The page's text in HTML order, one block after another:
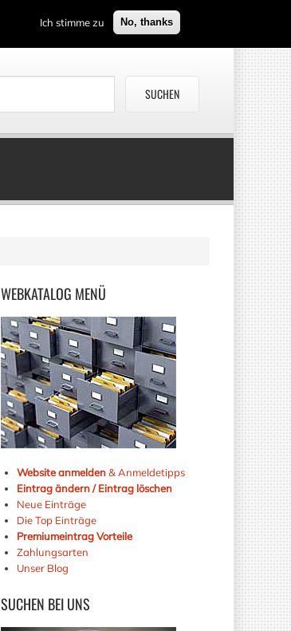
Ich stimme zu No, thanks
WEBKATALOG MENÜ
Website anmelden& Anmeldetipps
Eintrag ändern / Eintrag löschen
Neue Einträge
Die Top Einträge
Premiumeintrag Vorteile
Zahlungsarten
Unser Blog
SUCHEN BEI UNS